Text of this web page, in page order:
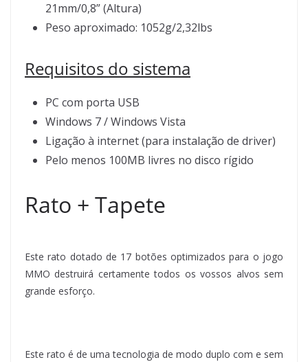
21mm/0,8” (Altura)
Peso aproximado: 1052g/2,32lbs
Requisitos do sistema
PC com porta USB
Windows 7 / Windows Vista
Ligação à internet (para instalação de driver)
Pelo menos 100MB livres no disco rígido
Rato + Tapete
Este rato dotado de 17 botões optimizados para o jogo
MMO destruirá certamente todos os vossos alvos sem
grande esforço.
Este rato é de uma tecnologia de modo duplo com e sem